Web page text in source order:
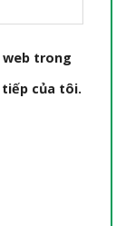
trong
của tôi.